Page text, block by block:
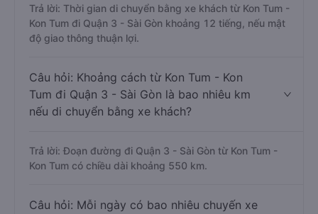
Trả lời: Thời gian di chuyển bằng xe khách từ Kon Tum -
Kon Tum đi Quận 3 - Sài Gòn khoảng 12 tiếng, nếu mật
độ giao thông thuận lợi.
Câu hỏi: Khoảng cách từ Kon Tum - Kon
Tum đi Quận 3 - Sài Gòn là bao nhiêu km
nếu di chuyển bằng xe khách?
Trả lời: Đoạn đường đi Quận 3 - Sài Gòn từ Kon Tum -
Kon Tum có chiều dài khoảng 550 km.
Câu hỏi: Mỗi ngày có bao nhiêu chuyến xe